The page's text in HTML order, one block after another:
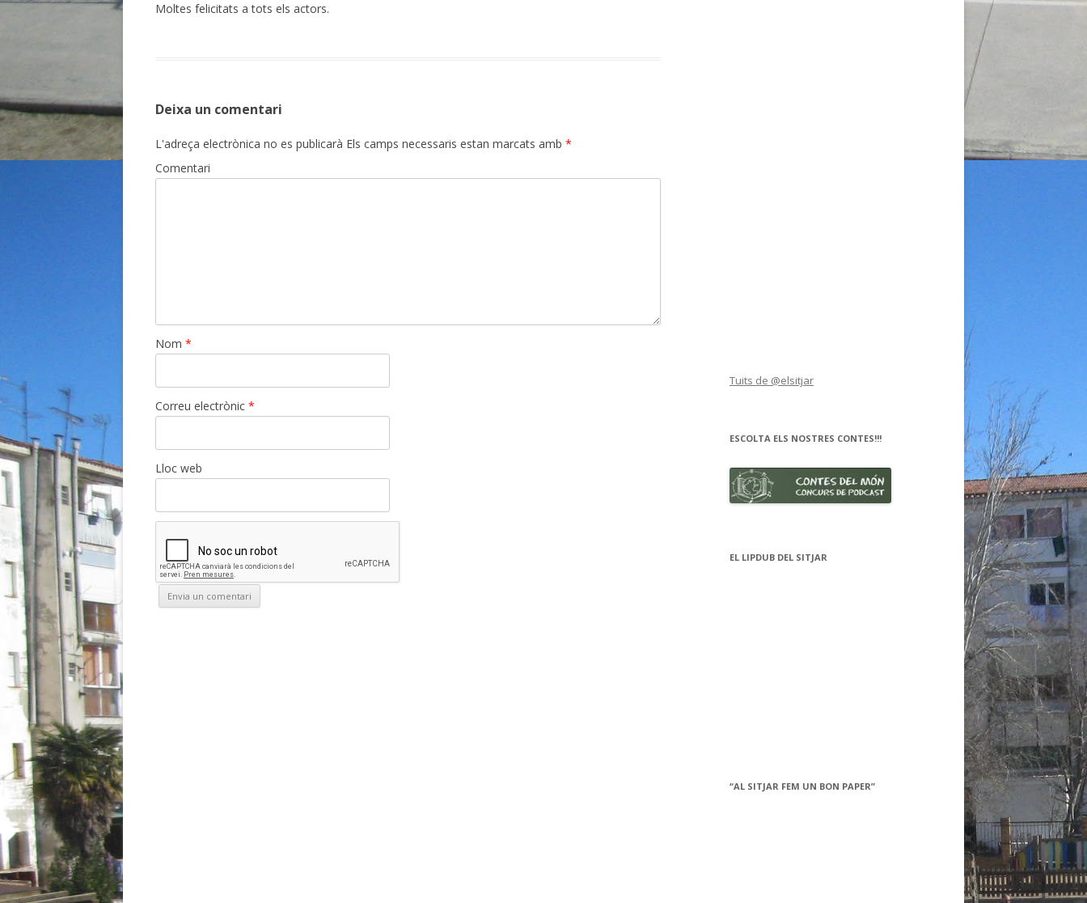
Moltes felicitats a tots els actors.
Deixa un comentari
L'adreça electrònica no es publicarà Els camps necessaris estan marcats amb *
Comentari
Nom *
Correu electrònic *
Lloc web
Tuits de @elsitjar
ESCOLTA ELS NOSTRES CONTES!!!
EL LIPDUB DEL SITJAR
“AL SITJAR FEM UN BON PAPER”